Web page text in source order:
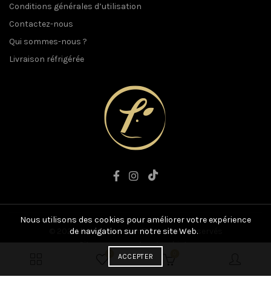
Conditions générales d’utilisation
Contactez-nous
Qui sommes-nous ?
Livraison réfrigérée
© 2021 L'art du Boucher. Tous droits réservés
Site conçu parAnographiste
Nous utilisons des cookies pour améliorer votre expérience
de navigation sur notre site Web.
ACCEPTER